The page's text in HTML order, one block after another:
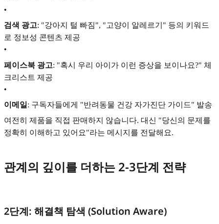
•
검색 광고: "강아지 털 빠짐", "고양이 알레르기" 등의 키워드
로 정보성 콘텐츠 제공
•
페이스북 광고: "혹시 우리 아이가 이런 증상을 보이나요?" 체
크리스트 제공
•
이메일: 구독자들에게 "반려동물 건강 자가진단 가이드" 발송
여전히 제품을 직접 판매하지 않습니다. 대신 "당신의 문제를
정확히 이해하고 있어요"라는 메시지를 전달해요.
관계의 깊이를 더하는 2-3단계 전략
2단계: 해결책 탐색 (Solution Aware)